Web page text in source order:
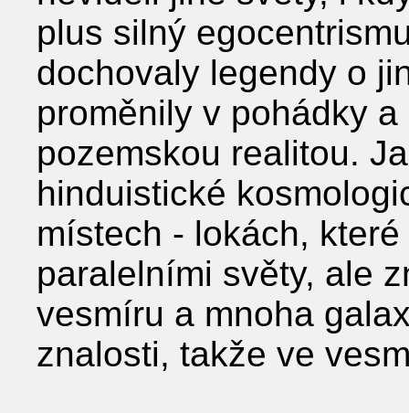
plus silný
dochovaly legendy o
proměnily v pohádky
pozemskou realitou.
hinduistické
místech - lokách,
paralelními světy, ale
vesmíru a mnoha
znalosti, takže ve